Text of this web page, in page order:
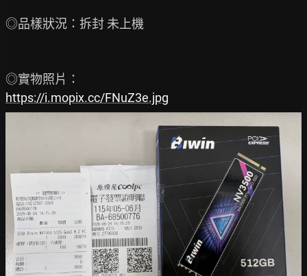
◎品樣狀況：拆封 未上機
https://i.mopix.cc/FNuZ3e.jpg